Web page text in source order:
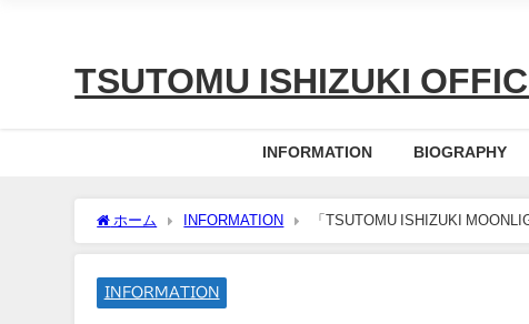
TSUTOMU ISHIZUKI
INFORMATION BIOGRAPHY
ホーム INFORMATION 「TSUTOMU ISHIZUKI
INFORMATION